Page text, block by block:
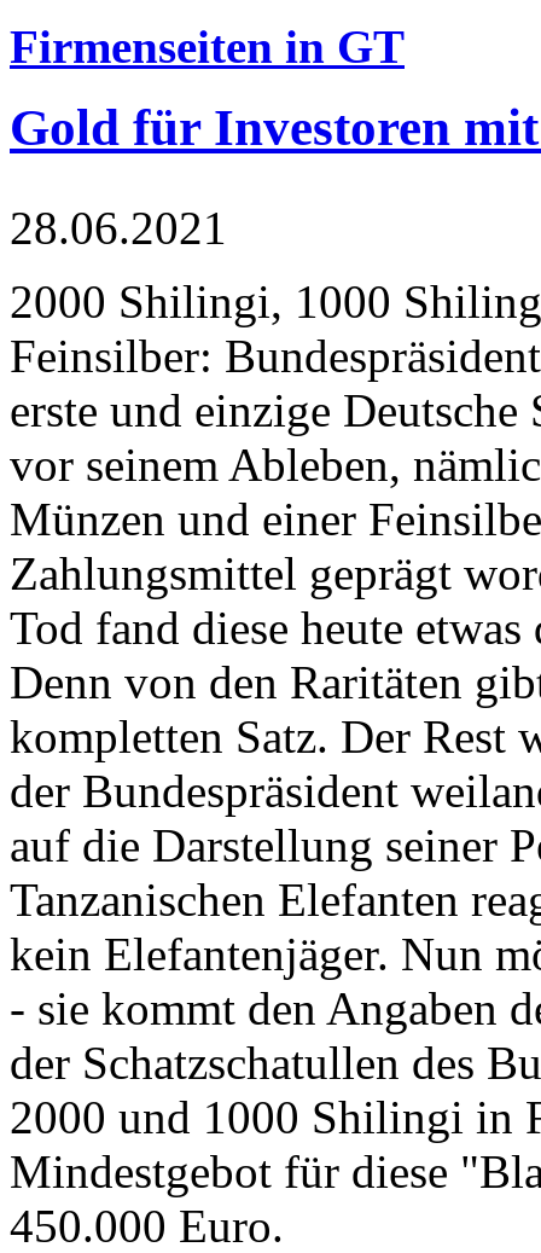
Firmenseiten in GT
Gold für Investoren
28.06.2021
2000 Shilingi, 1000
Feinsilber:
erste und einzige Deutsche
vor seinem Ableben,
Münzen und einer
Zahlungsmittel geprägt
Tod fand diese heute
Denn von den Raritäten
kompletten Satz. Der Rest
der Bundespräsident
auf die Darstellung seiner
Tanzanischen Elefanten
kein Elefantenjäger. Nun
- sie kommt den Angaben
der Schatzschatullen des
2000 und 1000 Shilingi in
Mindestgebot für diese
450.000 Euro.